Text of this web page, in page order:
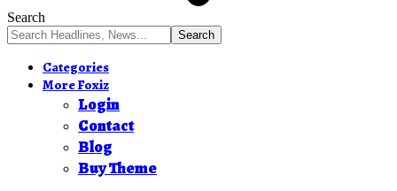
Search
Categories
More Foxiz
Login
Contact
Blog
Buy Theme